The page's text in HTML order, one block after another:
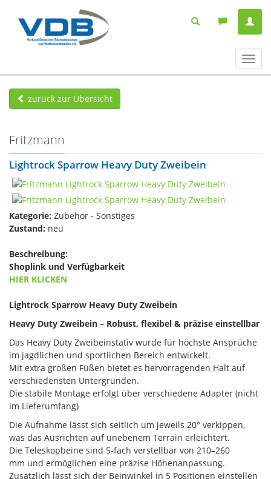
ein-/
zurück zur Übersicht
Fritzmann
Lightrock Sparrow Heavy Duty Zweibein
Kategorie: Zubehör - Sonstiges
Zustand: neu
Beschreibung:
Shoplink und Verfügbarkeit
HIER KLICKEN
Lightrock Sparrow Heavy Duty Zweibein
Heavy Duty Zweibein – Robust, flexibel & präzise einstellbar
Das Heavy Duty Zweibeinstativ wurde für höchste Ansprüche
im jagdlichen und sportlichen Bereich entwickelt.
Mit extra großen Füßen bietet es hervorragenden Halt auf
verschiedensten Untergründen.
Die stabile Montage erfolgt über verschiedene Adapter (nicht
im Lieferumfang)
Die Aufnahme lässt sich seitlich um jeweils 20° verkippen,
was das Ausrichten auf unebenem Terrain erleichtert.
Die Teleskopbeine sind 5-fach verstellbar von 210–260
mm und ermöglichen eine präzise Höhenanpassung.
Zusätzlich lässt sich der Beinwinkel in 5 Positionen einstellen